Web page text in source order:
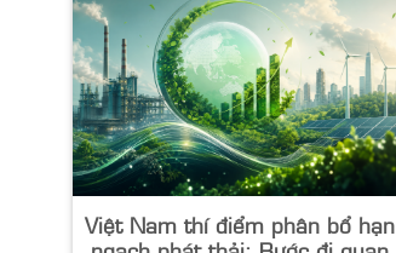
Việt Nam thí điểm phân bổ hạn